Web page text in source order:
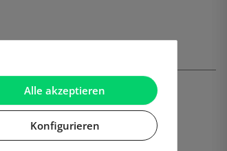
Alle akzeptieren
Konfigurieren